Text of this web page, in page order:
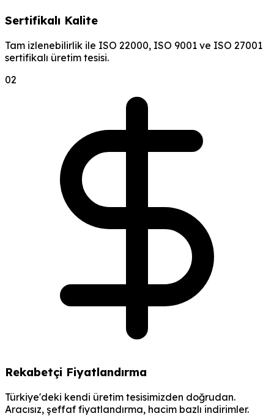
Sertifikalı Kalite
Tam izlenebilirlik ile ISO 22000, ISO 9001 ve ISO 27001
sertifikalı üretim tesisi.
02
Rekabetçi Fiyatlandırma
Türkiye'deki kendi üretim tesisimizden doğrudan.
Aracısız, şeffaf fiyatlandırma, hacim bazlı indirimler.